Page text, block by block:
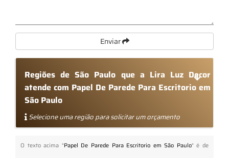
Enviar
Regiões de São Paulo que a Lira Luz Decor
atende com Papel De Parede Para Escritorio em
São Paulo
Selecione uma região para solicitar um orçamento
O texto acima "Papel De Parede Para Escritorio em São Paulo" é de